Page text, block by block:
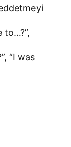
to…?”,
“I was